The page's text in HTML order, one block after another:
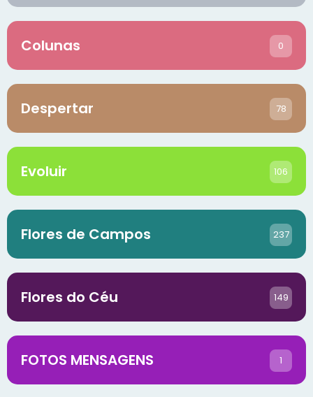
Colunas 0
Despertar 78
Evoluir 106
Flores de Campos 237
Flores do Céu 149
FOTOS MENSAGENS 1